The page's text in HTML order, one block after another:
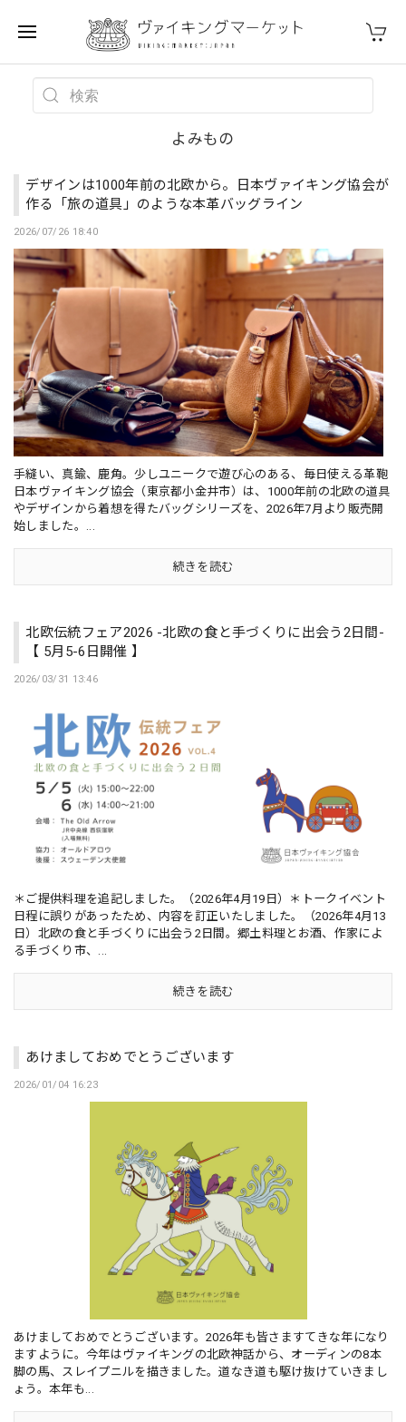
よみもの
デザインは1000年前の北欧から。日本ヴァイキング協会が
作る「旅の道具」のような本革バッグライン
2026/07/26 18:40
手縫い、真鍮、鹿角。少しユニークで遊び心のある、毎日使える革鞄
日本ヴァイキング協会（東京都小金井市）は、1000年前の北欧の道具
やデザインから着想を得たバッグシリーズを、2026年7月より販売開
始しました。...
続きを読む
北欧伝統フェア2026 -北欧の食と手づくりに出会う2日間-
【 5月5-6日開催 】
2026/03/31 13:46
＊ご提供料理を追記しました。（2026年4月19日）＊トークイベント
日程に誤りがあったため、内容を訂正いたしました。（2026年4月13
日）北欧の食と手づくりに出会う2日間。郷土料理とお酒、作家によ
る手づくり市、...
続きを読む
あけましておめでとうございます
2026/01/04 16:23
あけましておめでとうございます。2026年も皆さますてきな年になり
ますように。今年はヴァイキングの北欧神話から、オーディンの8本
脚の馬、スレイプニルを描きました。道なき道も駆け抜けていきまし
ょう。本年も...